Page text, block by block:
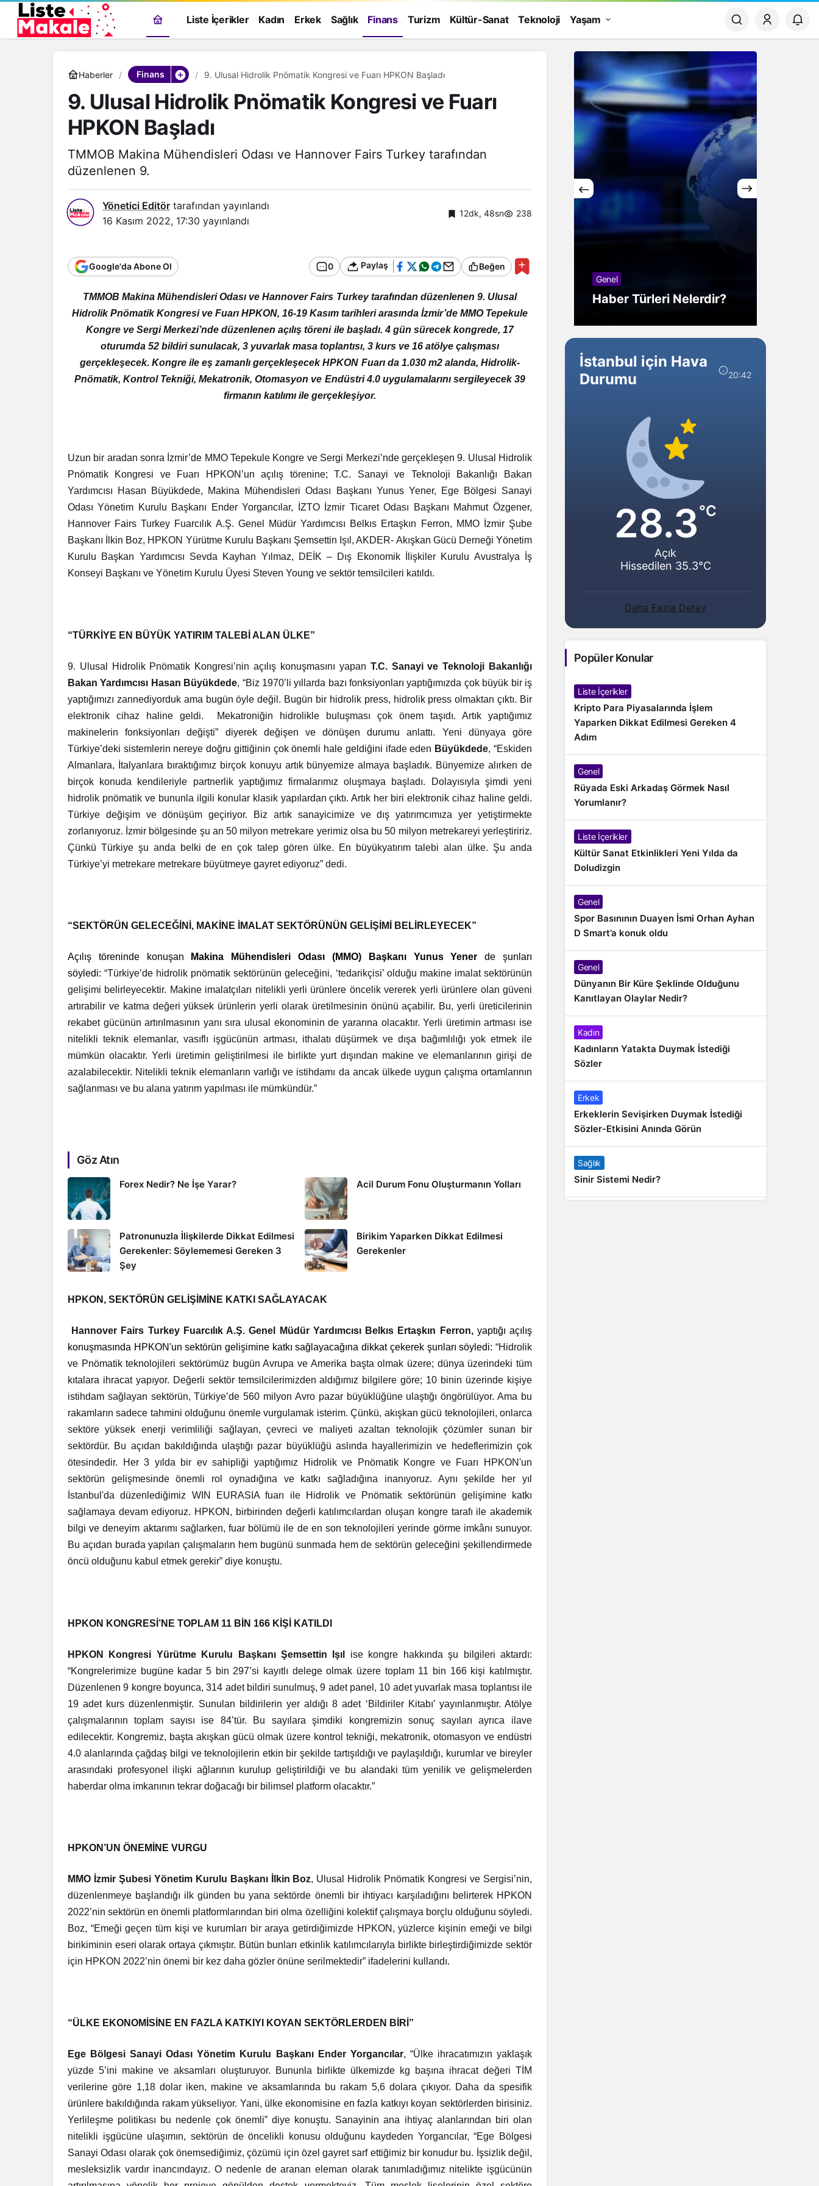
Liste İçerikler Kadın Erkek Sağlık Finans Turizm Kültür-Sanat Teknoloji Yaşam
Haberler Finans 9. Ulusal Hidrolik Pnömatik Kongresi ve Fuarı HPKON Başladı
9. Ulusal Hidrolik Pnömatik Kongresi ve Fuarı
HPKON Başladı
TMMOB Makina Mühendisleri Odası ve Hannover Fairs Turkey tarafından
düzenlenen 9.
Yönetici Editör tarafından yayınlandı
16 Kasım 2022, 17:30 yayınlandı
12dk, 48sn 238
Google'da Abone Ol 0 Paylaş Beğen
TMMOB Makina Mühendisleri Odası ve Hannover Fairs Turkey tarafından düzenlenen 9. Ulusal
Hidrolik Pnömatik Kongresi ve Fuarı HPKON, 16-19 Kasım tarihleri arasında İzmir’de MMO Tepekule
Kongre ve Sergi Merkezi’nde düzenlenen açılış töreni ile başladı. 4 gün sürecek kongrede, 17
oturumda 52 bildiri sunulacak, 3 yuvarlak masa toplantısı, 3 kurs ve 16 atölye çalışması
gerçekleşecek. Kongre ile eş zamanlı gerçekleşecek HPKON Fuarı da 1.030 m2 alanda, Hidrolik-
Pnömatik, Kontrol Tekniği, Mekatronik, Otomasyon ve Endüstri 4.0 uygulamalarını sergileyecek 39
firmanın katılımı ile gerçekleşiyor.
Uzun bir aradan sonra İzmir’de MMO Tepekule Kongre ve Sergi Merkezi’nde gerçekleşen 9. Ulusal Hidrolik
Pnömatik Kongresi ve Fuarı HPKON’un açılış törenine; T.C. Sanayi ve Teknoloji Bakanlığı Bakan
Yardımcısı Hasan Büyükdede, Makina Mühendisleri Odası Başkanı Yunus Yener, Ege Bölgesi Sanayi
Odası Yönetim Kurulu Başkanı Ender Yorgancılar, İZTO İzmir Ticaret Odası Başkanı Mahmut Özgener,
Hannover Fairs Turkey Fuarcılık A.Ş. Genel Müdür Yardımcısı Belkıs Ertaşkın Ferron, MMO İzmir Şube
Başkanı İlkin Boz, HPKON Yürütme Kurulu Başkanı Şemsettin Işıl, AKDER- Akışkan Gücü Derneği Yönetim
Kurulu Başkan Yardımcısı Sevda Kayhan Yılmaz, DEİK – Dış Ekonomik İlişkiler Kurulu Avustralya İş
Konseyi Başkanı ve Yönetim Kurulu Üyesi Steven Young ve sektör temsilcileri katıldı.
“TÜRKİYE EN BÜYÜK YATIRIM TALEBİ ALAN ÜLKE”
9. Ulusal Hidrolik Pnömatik Kongresi’ninaçılış konuşmasını yapan T.C. Sanayi ve Teknoloji Bakanlığı
Bakan Yardımcısı Hasan Büyükdede, “Biz 1970’li yıllarda bazı fonksiyonları yaptığımızda çok büyük bir iş
yaptığımızı zannediyorduk ama bugün öyle değil. Bugün bir hidrolik press, hidrolik press olmaktan çıktı. Bir
elektronik cihaz haline geldi. Mekatroniğin hidrolikle buluşması çok önem taşıdı. Artık yaptığımız
makinelerin fonksiyonları değişti” diyerek değişen ve dönüşen durumu anlattı. Yeni dünyaya göre
Türkiye’deki sistemlerin nereye doğru gittiğinin çok önemli hale geldiğini ifade eden Büyükdede, “Eskiden
Almanlara, İtalyanlara bıraktığımız birçok konuyu artık bünyemize almaya başladık. Bünyemize alırken de
birçok konuda kendileriyle partnerlik yaptığımız firmalarımız oluşmaya başladı. Dolayısıyla şimdi yeni
hidrolik pnömatik ve bununla ilgili konular klasik yapılardan çıktı. Artık her biri elektronik cihaz haline geldi.
Türkiye değişim ve dönüşüm geçiriyor. Biz artık sanayicimize ve dış yatırımcımıza yer yetiştirmekte
zorlanıyoruz. İzmir bölgesinde şu an 50 milyon metrekare yerimiz olsa bu 50 milyon metrekareyi yerleştiririz.
Çünkü Türkiye şu anda belki de en çok talep gören ülke. En büyükyatırım talebi alan ülke. Şu anda
Türkiye’yi metrekare metrekare büyütmeye gayret ediyoruz” dedi.
“SEKTÖRÜN GELECEĞİNİ, MAKİNE İMALAT SEKTÖRÜNÜN GELİŞİMİ BELİRLEYECEK”
Açılış töreninde konuşan Makina Mühendisleri Odası (MMO) Başkanı Yunus Yener de şunları
söyledi: “Türkiye’de hidrolik pnömatik sektörünün geleceğini, ‘tedarikçisi’ olduğu makine imalat sektörünün
gelişimi belirleyecektir. Makine imalatçıları nitelikli yerli ürünlere öncelik vererek yerli ürünlere olan güveni
artırabilir ve katma değeri yüksek ürünlerin yerli olarak üretilmesinin önünü açabilir. Bu, yerli üreticilerinin
rekabet gücünün artırılmasının yanı sıra ulusal ekonominin de yararına olacaktır. Yerli üretimin artması ise
nitelikli teknik elemanlar, vasıflı işgücünün artması, ithalatı düşürmek ve dışa bağımlılığı yok etmek ile
mümkün olacaktır. Yerli üretimin geliştirilmesi ile birlikte yurt dışından makine ve elemanlarının girişi de
azalabilecektir. Nitelikli teknik elemanların varlığı ve istihdamı da ancak ülkede uygun çalışma ortamlarının
sağlanması ve bu alana yatırım yapılması ile mümkündür.”
Göz Atın
Forex Nedir? Ne İşe Yarar? Acil Durum Fonu Oluşturmanın Yolları
Patronunuzla İlişkilerde Dikkat Edilmesi
Gerekenler: Söylememesi Gereken 3
Şey
Birikim Yaparken Dikkat Edilmesi
Gerekenler
HPKON, SEKTÖRÜN GELİŞİMİNE KATKI SAĞLAYACAK
Hannover Fairs Turkey Fuarcılık A.Ş. Genel Müdür Yardımcısı Belkıs Ertaşkın Ferron, yaptığı açılış
konuşmasında HPKON'un sektörün gelişimine katkı sağlayacağına dikkat çekerek şunları söyledi: “Hidrolik
ve Pnömatik teknolojileri sektörümüz bugün Avrupa ve Amerika başta olmak üzere; dünya üzerindeki tüm
kıtalara ihracat yapıyor. Değerli sektör temsilcilerimizden aldığımız bilgilere göre; 10 binin üzerinde kişiye
istihdam sağlayan sektörün, Türkiye’de 560 milyon Avro pazar büyüklüğüne ulaştığı öngörülüyor. Ama bu
rakamların sadece tahmini olduğunu önemle vurgulamak isterim. Çünkü, akışkan gücü teknolojileri, onlarca
sektöre yüksek enerji verimliliği sağlayan, çevreci ve maliyeti azaltan teknolojik çözümler sunan bir
sektördür. Bu açıdan bakıldığında ulaştığı pazar büyüklüğü aslında hayallerimizin ve hedeflerimizin çok
ötesindedir. Her 3 yılda bir ev sahipliği yaptığımız Hidrolik ve Pnömatik Kongre ve Fuarı HPKON'un
sektörün gelişmesinde önemli rol oynadığına ve katkı sağladığına inanıyoruz. Aynı şekilde her yıl
İstanbul'da düzenlediğimiz WIN EURASIA fuarı ile Hidrolik ve Pnömatik sektörünün gelişimine katkı
sağlamaya devam ediyoruz. HPKON, birbirinden değerli katılımcılardan oluşan kongre tarafı ile akademik
bilgi ve deneyim aktarımı sağlarken, fuar bölümü ile de en son teknolojileri yerinde görme imkânı sunuyor.
Bu açıdan burada yapılan çalışmaların hem bugünü sunmada hem de sektörün geleceğini şekillendirmede
öncü olduğunu kabul etmek gerekir” diye konuştu.
HPKON KONGRESİ’NE TOPLAM 11 BİN 166 KİŞİ KATILDI
HPKON Kongresi Yürütme Kurulu Başkanı Şemsettin Işıl
ise kongre hakkında şu bilgileri aktardı:
“Kongrelerimize bugüne kadar 5 bin 297’si kayıtlı delege olmak üzere toplam 11 bin 166 kişi katılmıştır.
Düzenlenen 9 kongre boyunca, 314 adet bildiri sunulmuş, 9 adet panel, 10 adet yuvarlak masa toplantısı ile
19 adet kurs düzenlenmiştir. Sunulan bildirilerin yer aldığı 8 adet ‘Bildiriler Kitabı’ yayınlanmıştır. Atölye
çalışmalarının toplam sayısı ise 84’tür. Bu sayılara şimdiki kongremizin sonuç sayıları ayrıca ilave
edilecektir. Kongremiz, başta akışkan gücü olmak üzere kontrol tekniği, mekatronik, otomasyon ve endüstri
4.0 alanlarında çağdaş bilgi ve teknolojilerin etkin bir şekilde tartışıldığı ve paylaşıldığı, kurumlar ve bireyler
arasındaki profesyonel ilişki ağlarının kurulup geliştirildiği ve bu alandaki tüm yenilik ve gelişmelerden
haberdar olma imkanının tekrar doğacağı bir bilimsel platform olacaktır.”
HPKON’UN ÖNEMİNE VURGU
MMO İzmir Şubesi Yönetim Kurulu Başkanı İlkin Boz, Ulusal Hidrolik Pnömatik Kongresi ve Sergisi’nin,
düzenlenmeye başlandığı ilk günden bu yana sektörde önemli bir ihtiyacı karşıladığını belirterek HPKON
2022’nin sektörün en önemli platformlarından biri olma özelliğini kolektif çalışmaya borçlu olduğunu söyledi.
Boz, “Emeği geçen tüm kişi ve kurumları bir araya getirdiğimizde HPKON, yüzlerce kişinin emeği ve bilgi
birikiminin eseri olarak ortaya çıkmıştır. Bütün bunları etkinlik katılımcılarıyla birlikte birleştirdiğimizde sektör
için HPKON 2022’nin önemi bir kez daha gözler önüne serilmektedir” ifadelerini kullandı.
“ÜLKE EKONOMİSİNE EN FAZLA KATKIYI KOYAN SEKTÖRLERDEN BİRİ”
Ege Bölgesi Sanayi Odası Yönetim Kurulu Başkanı Ender Yorgancılar, “Ülke ihracatımızın yaklaşık
yüzde 5’ini makine ve aksamları oluşturuyor. Bununla birlikte ülkemizde kg başına ihracat değeri TİM
verilerine göre 1,18 dolar iken, makine ve aksamlarında bu rakam 5,6 dolara çıkıyor. Daha da spesifik
ürünlere bakıldığında rakam yükseliyor. Yani, ülke ekonomisine en fazla katkıyı koyan sektörlerden birisiniz.
Yerlileşme politikası bu nedenle çok önemli” diye konuştu. Sanayinin ana ihtiyaç alanlarından biri olan
nitelikli işgücüne ulaşımın, sektörün de öncelikli konusu olduğunu kaydeden Yorgancılar, “Ege Bölgesi
Sanayi Odası olarak çok önemsediğimiz, çözümü için özel gayret sarf ettiğimiz bir konudur bu. İşsizlik değil,
mesleksizlik vardır inancındayız. O nedenle de aranan eleman olarak tanımladığımız nitelikte işgücünün
Genel
Zaman Bağlanır?
Genel
Haber Türleri Nelerdir?
İstanbul için Hava
Durumu
20:42
28.3°C
Açık
Hissedilen 35.3°C
Daha Fazla Detay
Popüler Konular
Liste İçerikler
Kripto Para Piyasalarında İşlem
Yaparken Dikkat Edilmesi Gereken 4
Adım
Genel
Rüyada Eski Arkadaş Görmek Nasıl
Yorumlanır?
Liste İçerikler
Kültür Sanat Etkinlikleri Yeni Yılda da
Doludizgin
Genel
Spor Basınının Duayen İsmi Orhan Ayhan
D Smart’a konuk oldu
Genel
Dünyanın Bir Küre Şeklinde Olduğunu
Kanıtlayan Olaylar Nedir?
Kadın
Kadınların Yatakta Duymak İstediği
Sözler
Erkek
Erkeklerin Sevişirken Duymak İstediği
Sözler-Etkisini Anında Görün
Sağlık
Sinir Sistemi Nedir?